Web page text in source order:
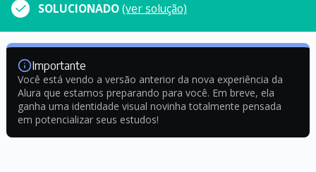
SOLUCIONADO(ver solução)
Importante
Você está vendo a versão anterior da nova experiência da
Alura que estamos preparando para você. Em breve, ela
ganha uma identidade visual novinha totalmente pensada
em potencializar seus estudos!